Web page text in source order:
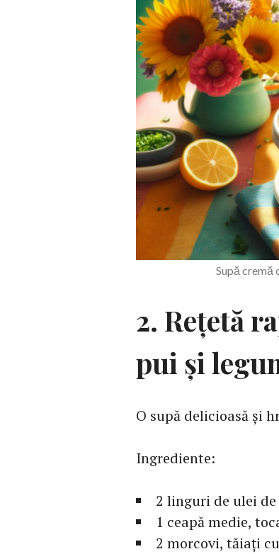
Supă cremă
2. Rețetă
pui și
O supă delicioasă și
Ingrediente:
2 linguri de ulei
1 ceapă medie,
2 morcovi, tăiați